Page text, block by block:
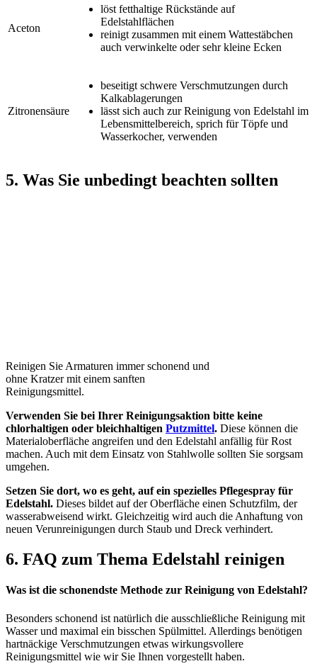
Aceton
löst fetthaltige Rückstände auf
Edelstahlflächen
reinigt zusammen mit einem Wattestäbchen
auch verwinkelte oder sehr kleine Ecken
Zitronensäure
beseitigt schwere Verschmutzungen durch
Kalkablagerungen
lässt sich auch zur Reinigung von Edelstahl im
Lebensmittelbereich, sprich für Töpfe und
Wasserkocher, verwenden
5. Was Sie unbedingt beachten sollten
Reinigen Sie Armaturen immer schonend und
ohne Kratzer mit einem sanften
Reinigungsmittel.
Verwenden Sie bei Ihrer Reinigungsaktion bitte keine
chlorhaltigen oder bleichhaltigen Putzmittel. Diese können die
Materialoberfläche angreifen und den Edelstahl anfällig für Rost
machen. Auch mit dem Einsatz von Stahlwolle sollten Sie sorgsam
umgehen.
Setzen Sie dort, wo es geht, auf ein spezielles Pflegespray für
Edelstahl. Dieses bildet auf der Oberfläche einen Schutzfilm, der
wasserabweisend wirkt. Gleichzeitig wird auch die Anhaftung von
neuen Verunreinigungen durch Staub und Dreck verhindert.
6. FAQ zum Thema Edelstahl reinigen
Was ist die schonendste Methode zur Reinigung von Edelstahl?
Besonders schonend ist natürlich die ausschließliche Reinigung mit
Wasser und maximal ein bisschen Spülmittel. Allerdings benötigen
hartnäckige Verschmutzungen etwas wirkungsvollere
Reinigungsmittel wie wir Sie Ihnen vorgestellt haben.